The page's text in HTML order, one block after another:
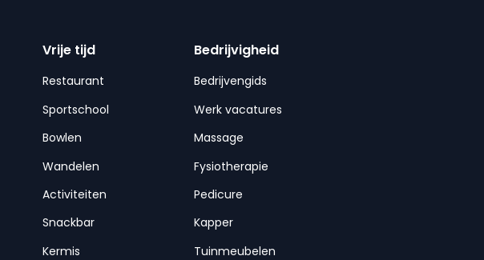
Vrije tijd
Restaurant
Sportschool
Bowlen
Wandelen
Activiteiten
Snackbar
Kermis
Bedrijvigheid
Bedrijvengids
Werk vacatures
Massage
Fysiotherapie
Pedicure
Kapper
Tuinmeubelen